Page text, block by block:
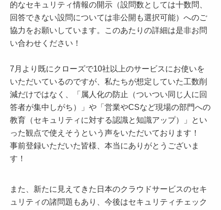
的なセキュリティ情報の開示（設問数としては十数問、
回答できない設問については非公開も選択可能）へのご
協力をお願いしています。このあたりの詳細は是非お問
い合わせください！
7月より既にクローズで10社以上のサービスにお使いを
いただいているのですが、私たちが想定していた工数削
減だけではなく、「属人化の防止（ついつい同じ人に回
答者が集中しがち）」や「営業やCSなど現場の部門への
教育（セキュリティに対する認識と知識アップ）」とい
った観点で使えそうという声をいただいております！
事前登録いただいた皆様、本当にありがとうございま
す！
また、新たに見えてきた日本のクラウドサービスのセキ
ュリティの諸問題もあり、今後はセキュリティチェック